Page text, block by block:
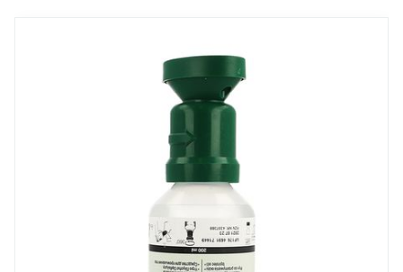
300 mm
130 mm
Température ambiante (15°C -
25°C)